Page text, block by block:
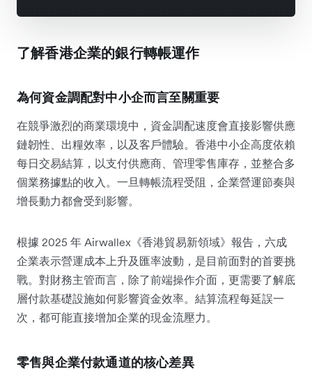
了解香港企業的銀行轉帳運作
為何資金調配對中小企而言至關重要
在競爭激烈的商業環境中，資金調配速度會直接影響供應
鏈韌性、出糧效率，以及客戶體驗。香港中小企高度依賴
每日交易結算，以支付供應商、管理零售庫存，並整合多
個業務據點的收入。一旦轉帳流程受阻，企業營運節奏與
增長動力都會受到影響。
根據 2025 年 Airwallex《香港貿易新領域》報告，六成
企業表示營運成本上升及匯率波動，是目前面對的首要挑
戰。對財務主管而言，除了前端操作介面，更需要了解底
層付款基礎設施如何影響資金效率。結算流程每延誤一
次，都可能直接增加企業的現金流壓力。
零售與企業付款通道的核心差異